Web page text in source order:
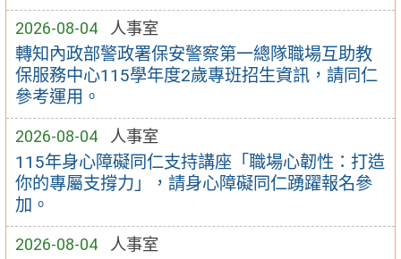
2026-08-04 人事室
轉知內政部警政署保安警察第一總隊職場互助教
保服務中心115學年度2歲專班招生資訊，請同仁
參考運用。
2026-08-04 人事室
115年身心障礙同仁支持講座「職場心韌性：打造
你的專屬支撐力」，請身心障礙同仁踴躍報名參
加。
2026-08-04 人事室